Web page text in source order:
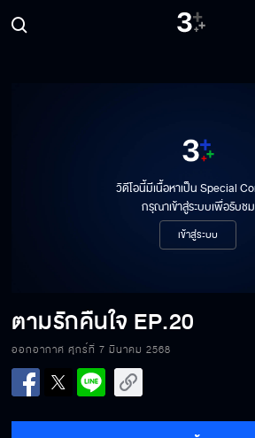
วิดีโอนี้มีเนื้อหาเป็น Special
กรุณาเข้าสู่ระบบเพื่อรับชม
เข้าสู่ระบบ
ตามรักคืนใจ EP.20
ออกอากาศ ศุกร์ที่ 7 มีนาคม 2568